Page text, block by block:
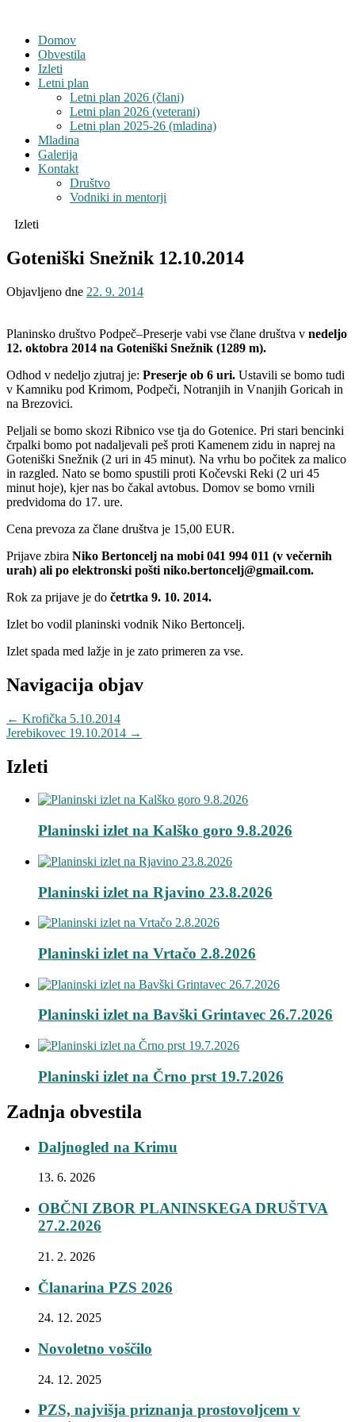
Domov
Obvestila
Izleti
Letni plan
Letni plan 2026 (člani)
Letni plan 2026 (veterani)
Letni plan 2025-26 (mladina)
Mladina
Galerija
Kontakt
Društvo
Vodniki in mentorji
Izleti
Goteniški Snežnik 12.10.2014
Objavljeno dne 22. 9. 2014
Planinsko društvo Podpeč–Preserje vabi vse člane društva v nedeljo
12. oktobra 2014 na Goteniški Snežnik (1289 m).
Odhod v nedeljo zjutraj je: Preserje ob 6 uri. Ustavili se bomo tudi
v Kamniku pod Krimom, Podpeči, Notranjih in Vnanjih Goricah in
na Brezovici.
Peljali se bomo skozi Ribnico vse tja do Gotenice. Pri stari bencinki
črpalki bomo pot nadaljevali peš proti Kamenem zidu in naprej na
Goteniški Snežnik (2 uri in 45 minut). Na vrhu bo počitek za malico
in razgled. Nato se bomo spustili proti Kočevski Reki (2 uri 45
minut hoje), kjer nas bo čakal avtobus. Domov se bomo vrnili
predvidoma do 17. ure.
Cena prevoza za člane društva je 15,00 EUR.
Prijave zbira Niko Bertoncelj na mobi 041 994 011 (v večernih
urah) ali po elektronski pošti niko.bertoncelj@gmail.com.
Rok za prijave je do četrtka 9. 10. 2014.
Izlet bo vodil planinski vodnik Niko Bertoncelj.
Izlet spada med lažje in je zato primeren za vse.
Navigacija objav
← Krofička 5.10.2014
Jerebikovec 19.10.2014 →
Izleti
Planinski izlet na Kalško goro 9.8.2026
Planinski izlet na Rjavino 23.8.2026
Planinski izlet na Vrtačo 2.8.2026
Planinski izlet na Bavški Grintavec 26.7.2026
Planinski izlet na Črno prst 19.7.2026
Zadnja obvestila
Daljnogled na Krimu
13. 6. 2026
OBČNI ZBOR PLANINSKEGA DRUŠTVA
27.2.2026
21. 2. 2026
Članarina PZS 2026
24. 12. 2025
Novoletno voščilo
24. 12. 2025
PZS, najvišja priznanja prostovoljcem v